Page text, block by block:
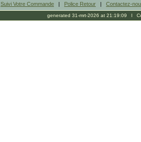
Suivi Votre Commande | Police Retour | Contactez-
generated 31-mrt-2026 at 21:19:09 l